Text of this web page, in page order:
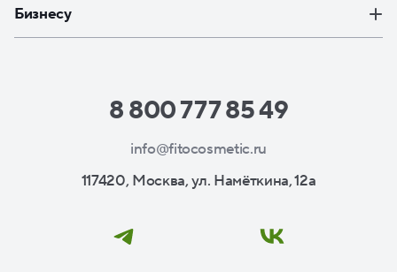
Бизнесу
8 800 777 85 49
info@fitocosmetic.ru
117420, Москва, ул. Намёткина, 12а